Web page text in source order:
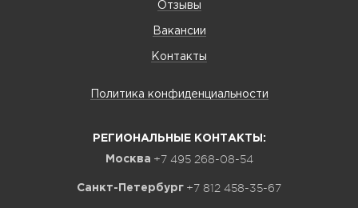
Отзывы
Вакансии
Контакты
Политика конфиденциальности
РЕГИОНАЛЬНЫЕ КОНТАКТЫ:
Москва +7 495 268-08-54
Санкт-Петербург +7 812 458-35-67